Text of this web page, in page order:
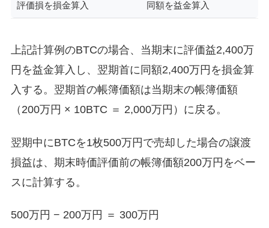
評価損を損金算入 同額を益金算入
上記計算例のBTCの場合、当期末に評価益2,400万
円を益金算入し、翌期首に同額2,400万円を損金算
入する。翌期首の帳簿価額は当期末の帳簿価額
（200万円 × 10BTC ＝ 2,000万円）に戻る。
翌期中にBTCを1枚500万円で売却した場合の譲渡
損益は、期末時価評価前の帳簿価額200万円をベー
スに計算する。
500万円 − 200万円 ＝ 300万円